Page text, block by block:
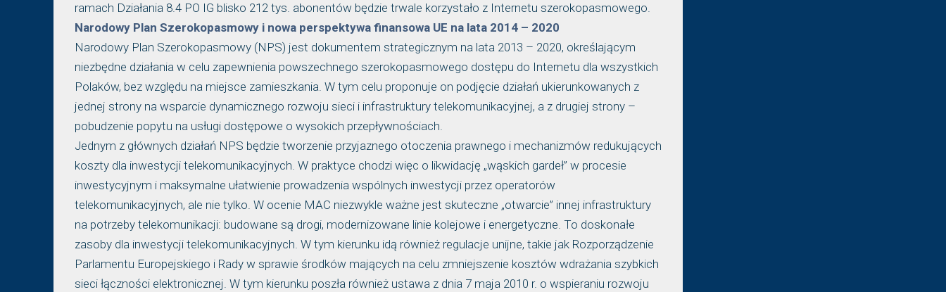
ramach Działania 8.4 PO IG blisko 212 tys. abonentów będzie trwale korzystało z Internetu szerokopasmowego.
Narodowy Plan Szerokopasmowy i nowa perspektywa finansowa UE na lata 2014 – 2020
Narodowy Plan Szerokopasmowy (NPS) jest dokumentem strategicznym na lata 2013 – 2020, określającym
niezbędne działania w celu zapewnienia powszechnego szerokopasmowego dostępu do Internetu dla wszystkich
Polaków, bez względu na miejsce zamieszkania. W tym celu proponuje on podjęcie działań ukierunkowanych z
jednej strony na wsparcie dynamicznego rozwoju sieci i infrastruktury telekomunikacyjnej, a z drugiej strony –
pobudzenie popytu na usługi dostępowe o wysokich przepływnościach.
Jednym z głównych działań NPS będzie tworzenie przyjaznego otoczenia prawnego i mechanizmów redukujących
koszty dla inwestycji telekomunikacyjnych. W praktyce chodzi więc o likwidację „wąskich gardeł” w procesie
inwestycyjnym i maksymalne ułatwienie prowadzenia wspólnych inwestycji przez operatorów
telekomunikacyjnych, ale nie tylko. W ocenie MAC niezwykle ważne jest skuteczne „otwarcie” innej infrastruktury
na potrzeby telekomunikacji: budowane są drogi, modernizowane linie kolejowe i energetyczne. To doskonałe
zasoby dla inwestycji telekomunikacyjnych. W tym kierunku idą również regulacje unijne, takie jak Rozporządzenie
Parlamentu Europejskiego i Rady w sprawie środków mających na celu zmniejszenie kosztów wdrażania szybkich
sieci łączności elektronicznej. W tym kierunku poszła również ustawa z dnia 7 maja 2010 r. o wspieraniu rozwoju